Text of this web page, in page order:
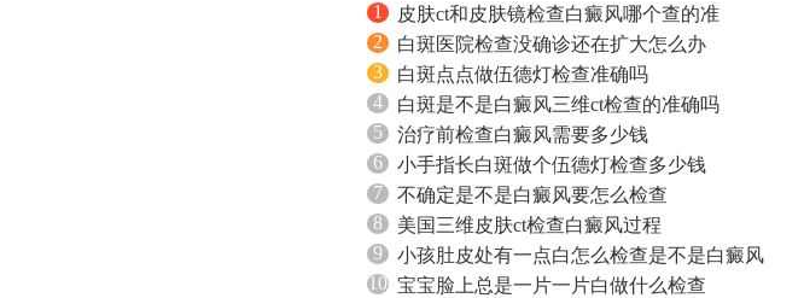
1
皮肤ct和皮肤镜检查白癜风哪个查的准
2
白斑医院检查没确诊还在扩大怎么办
3
白斑点点做伍德灯检查准确吗
4
白斑是不是白癜风三维ct检查的准确吗
5
治疗前检查白癜风需要多少钱
6
小手指长白斑做个伍德灯检查多少钱
7
不确定是不是白癜风要怎么检查
8
美国三维皮肤ct检查白癜风过程
9
小孩肚皮处有一点白怎么检查是不是白癜风
10 宝宝脸上总是一片一片白做什么检查